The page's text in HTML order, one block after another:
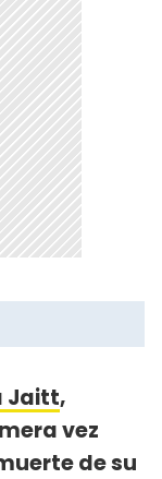
Jaitt,
vez
de su